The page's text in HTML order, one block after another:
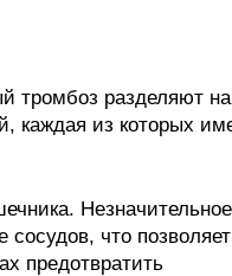
тромбоз разделяют на
каждая из которых
Незначительное
сосудов, что
предотвратить